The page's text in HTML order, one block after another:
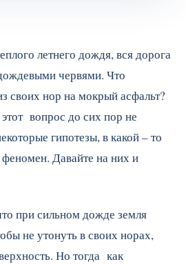
летнего дождя, вся дорога
червями. Что
своих нор на мокрый асфальт?
вопрос до сих пор не
гипотезы, в какой – то
Давайте на них и
при сильном дожде земля
не утонуть в своих норах,
Но тогда как